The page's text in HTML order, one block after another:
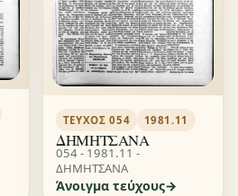
ΤΕΎΧΟΣ 054 1981.11
ΔΗΜΗΤΣΑΝΑ
054 - 1981.11 -
ΔΗΜΗΤΣΑΝΑ
Άνοιγμα τεύχους